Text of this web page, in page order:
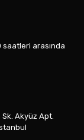
saatleri arasında
Akyüz Apt.